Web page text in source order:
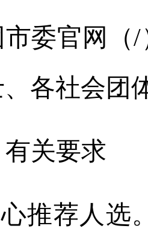
市委官网（
各社会团
有关要求
推荐人选